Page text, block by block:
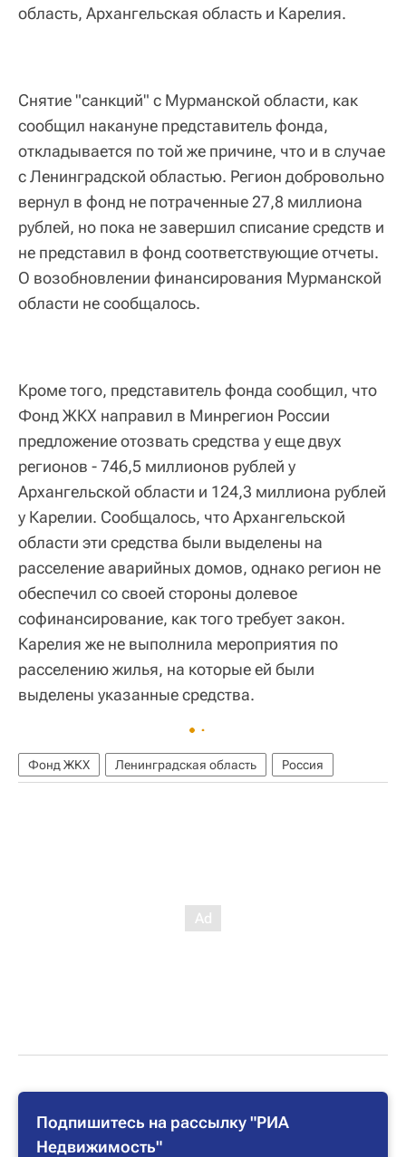
область, Архангельская область и Карелия.
Снятие "санкций" c Мурманской области, как
сообщил накануне представитель фонда,
откладывается по той же причине, что и в случае
с Ленинградской областью. Регион добровольно
вернул в фонд не потраченные 27,8 миллиона
рублей, но пока не завершил списание средств и
не представил в фонд соответствующие отчеты.
О возобновлении финансирования Мурманской
области не сообщалось.
Кроме того, представитель фонда сообщил, что
Фонд ЖКХ направил в Минрегион России
предложение отозвать средства у еще двух
регионов - 746,5 миллионов рублей у
Архангельской области и 124,3 миллиона рублей
у Карелии. Сообщалось, что Архангельской
области эти средства были выделены на
расселение аварийных домов, однако регион не
обеспечил со своей стороны долевое
софинансирование, как того требует закон.
Карелия же не выполнила мероприятия по
расселению жилья, на которые ей были
выделены указанные средства.
Фонд ЖКХ Ленинградская область Россия
Подпишитесь на рассылку "РИА
Недвижимость"